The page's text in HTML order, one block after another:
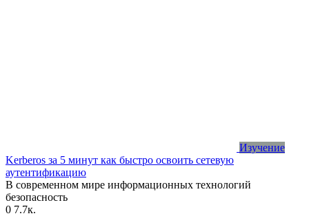
Изучение
Kerberos за 5 минут как быстро освоить сетевую
аутентификацию
В современном мире информационных технологий
безопасность
0 7.7к.